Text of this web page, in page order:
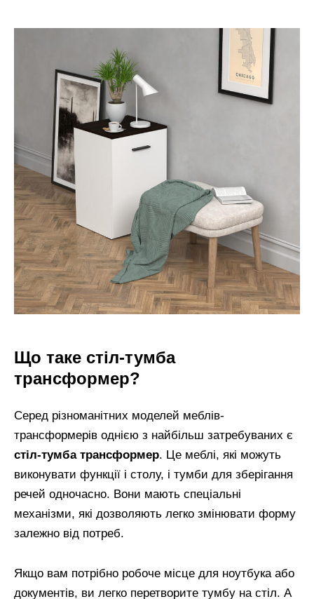
Що таке стіл-тумба
трансформер?
Серед різноманітних моделей меблів-
трансформерів однією з найбільш затребуваних є
стіл-тумба трансформер. Це меблі, які можуть
виконувати функції і столу, і тумби для зберігання
речей одночасно. Вони мають спеціальні
механізми, які дозволяють легко змінювати форму
залежно від потреб.
Якщо вам потрібно робоче місце для ноутбука або
документів, ви легко перетворите тумбу на стіл. А